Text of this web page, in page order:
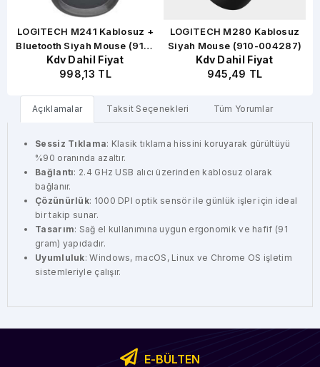
LOGITECH M241 Kablosuz +
Bluetooth Siyah Mouse (910-
007471)
Kdv Dahil Fiyat
998,13 TL
LOGITECH M280 Kablosuz
Siyah Mouse (910-004287)
Kdv Dahil Fiyat
945,49 TL
Açıklamalar Taksit Seçenekleri Tüm Yorumlar
Sessiz Tıklama: Klasik tıklama hissini koruyarak gürültüyü
%90 oranında azaltır.
Bağlantı: 2.4 GHz USB alıcı üzerinden kablosuz olarak
bağlanır.
Çözünürlük: 1000 DPI optik sensör ile günlük işler için ideal
bir takip sunar.
Tasarım: Sağ el kullanımına uygun ergonomik ve hafif (91
gram) yapıdadır.
Uyumluluk: Windows, macOS, Linux ve Chrome OS işletim
sistemleriyle çalışır.
E-BÜLTEN